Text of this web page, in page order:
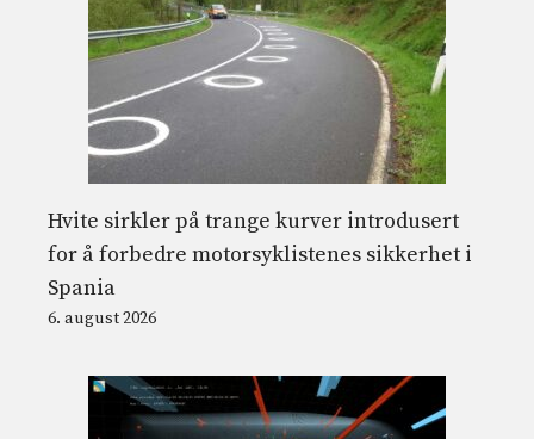
Hvite sirkler på trange kurver introdusert
for å forbedre motorsyklistenes sikkerhet i
Spania
6. august 2026